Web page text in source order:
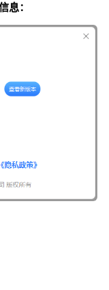
息：